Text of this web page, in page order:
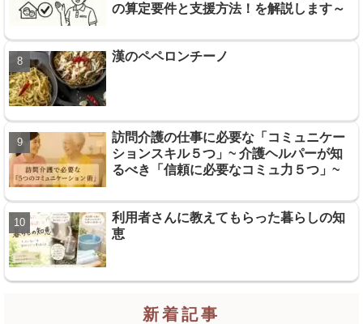
の算定要件と支援方法！を解説します～
漢のペペロンチーノ
訪問介護の仕事に必要な「コミュニケー
ションスキル５つ」~ 介護ヘルパーが知
るべき「信頼に必要なコミュ力５つ」~
利用者さんに教えてもらった暮らしの知
恵
新着記事